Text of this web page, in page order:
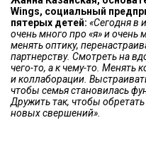
Wings, социальный
пятерых детей: «Сегодня в
очень много про «я» и
менять оптику,
партнерству. Смотреть на
чего-то, а к чему-то. Менять
и коллаборации.
чтобы семья становилась
Дружить так, чтобы
новых свершений».